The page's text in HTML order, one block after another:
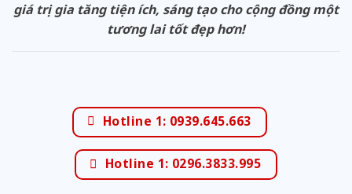
giá trị gia tăng tiện ích, sáng tạo cho cộng đồng một
tương lai tốt đẹp hơn!
Hotline 1: 0939.645.663
Hotline 1: 0296.3833.995